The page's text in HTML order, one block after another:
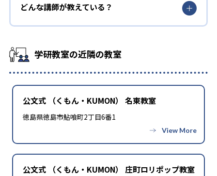
どんな講師が教えている？
学研教室の近隣の教室
公文式 （くもん・KUMON） 名東教室
徳島県徳島市鮎喰町2丁目6番1
公文式 （くもん・KUMON） 庄町ロリポップ教室